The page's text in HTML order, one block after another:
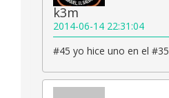
k3m
2014-06-14 22:31:04
#45 yo hice uno en el #35